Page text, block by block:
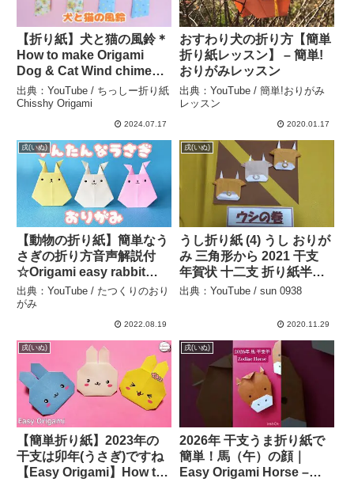
【折り紙】犬と猫の風鈴＊
How to make Origami
Dog & Cat Wind chimes.
– ちっしー折り紙 Chisshy
Origami
出典：YouTube / ちっしー折り紙
Chisshy Origami
2024.07.17
おすわり犬の折り方【簡単
折り紙レッスン】 – 簡単!
おりがみレッスン
出典：YouTube / 簡単!おりがみ
レッスン
2020.01.17
戌(いぬ)
【動物の折り紙】簡単なう
さぎの折り方音声解説付
☆Origami easy rabbit
tutorial/お月見・干支/たつ
くり – たつくりのおりがみ
出典：YouTube / たつくりのおり
がみ
2022.08.19
戌(いぬ)
うし折り紙 (4) うし おりが
み 三角形から 2021 干支
年賀状 十二支 折り紙半分
１枚で２つ – sun 0938
出典：YouTube / sun 0938
2020.11.29
戌(いぬ)
【簡単折り紙】2023年の
干支は卯年(うさぎ)ですね
【Easy Origami】How to
戌(いぬ)
2026年 干支うま折り紙で
簡単！馬（午）の顔｜
Easy Origami Horse –